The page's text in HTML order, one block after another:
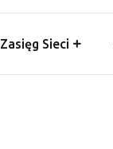
Zasięg Sieci